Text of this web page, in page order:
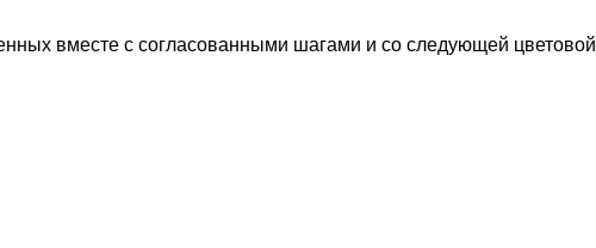
вместе с согласованными шагами и со следующей цветовой